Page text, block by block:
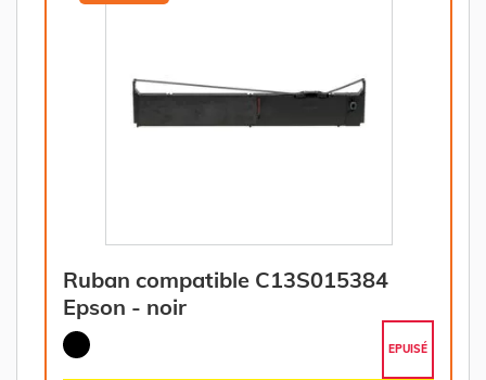
Ruban compatible C13S015384
Epson - noir
EPUISÉ